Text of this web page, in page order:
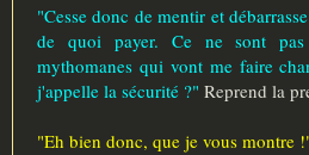
"Cesse donc de mentir et
de quoi payer. Ce ne sont pas
mythomanes qui vont me faire
j'appelle la sécurité ?" Reprend la
"Eh bien donc, que je vous montre